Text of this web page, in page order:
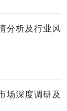
分析及行业风
场深度调研及